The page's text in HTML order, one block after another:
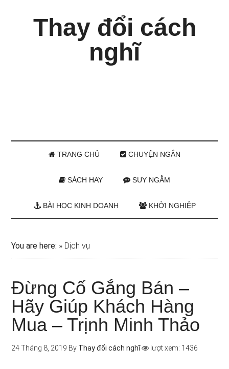
Thay đổi cách
nghĩ
TRANG CHỦ CHUYỆN NGẮN
SÁCH HAY SUY NGẪM
BÀI HỌC KINH DOANH KHỞI NGHIỆP
You are here: » Dịch vụ
Đừng Cố Gắng Bán –
Hãy Giúp Khách Hàng
Mua – Trịnh Minh Thảo
24 Tháng 8, 2019 By Thay đổi cách nghĩ lượt xem: 1436